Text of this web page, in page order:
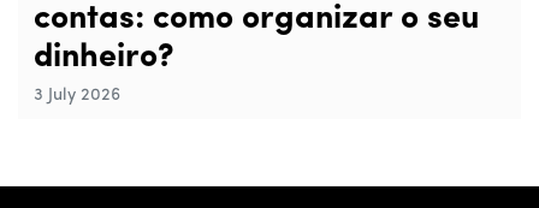
contas: como organizar o seu
dinheiro?
3 July 2026